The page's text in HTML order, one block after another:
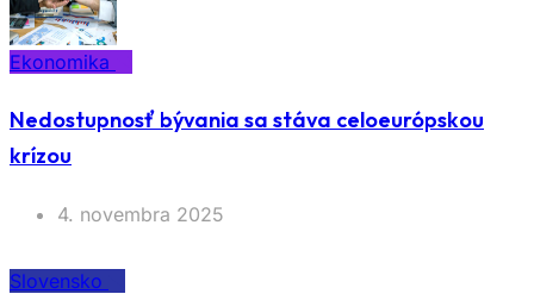
Ekonomika
Nedostupnosť bývania sa stáva celoeurópskou
krízou
4. novembra 2025
Slovensko